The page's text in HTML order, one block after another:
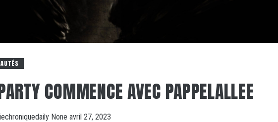
COMMENCE AVEC PAPPELALLEE
None avril 27, 2023